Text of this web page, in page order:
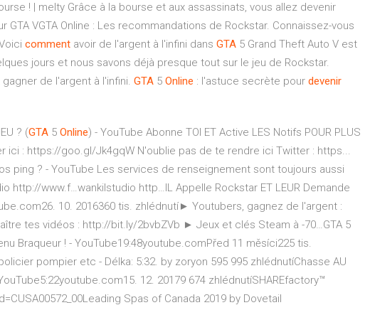
! | melty Grâce à la bourse et aux assassinats, vous allez devenir
GTA VGTA Online : Les recommandations de Rockstar. Connaissez-vous
comment avoir de l'argent à l'infini dans GTA 5 Grand Theft Auto V est
jours et nous savons déjà presque tout sur le jeu de Rockstar.
de l'argent à l'infini. GTA 5 Online : l'astuce secrète pour devenir
? (GTA 5 Online) - YouTube Abonne TOI ET Active LES Notifs POUR PLUS
ici : https://goo.gl/Jk4gqW N'oublie pas de te rendre ici Twitter : https...
ping ? - YouTube Les services de renseignement sont toujours aussi
http://www.f…wankilstudio http…IL Appelle Rockstar ET LEUR Demande
10. 2016360 tis. zhlédnutí► Youtubers, gagnez de l'argent :
tes vidéos : http://bit.ly/2bvbZVb ► Jeux et clés Steam à -70…GTA 5
Braqueur ! - YouTube19:48youtube.comPřed 11 měsíci225 tis.
pompier etc - Délka: 5:32. by zoryon 595 995 zhlédnutíChasse AU
12. 20179 674 zhlédnutíSHAREfactory™
Spas of Canada 2019 by Dovetail